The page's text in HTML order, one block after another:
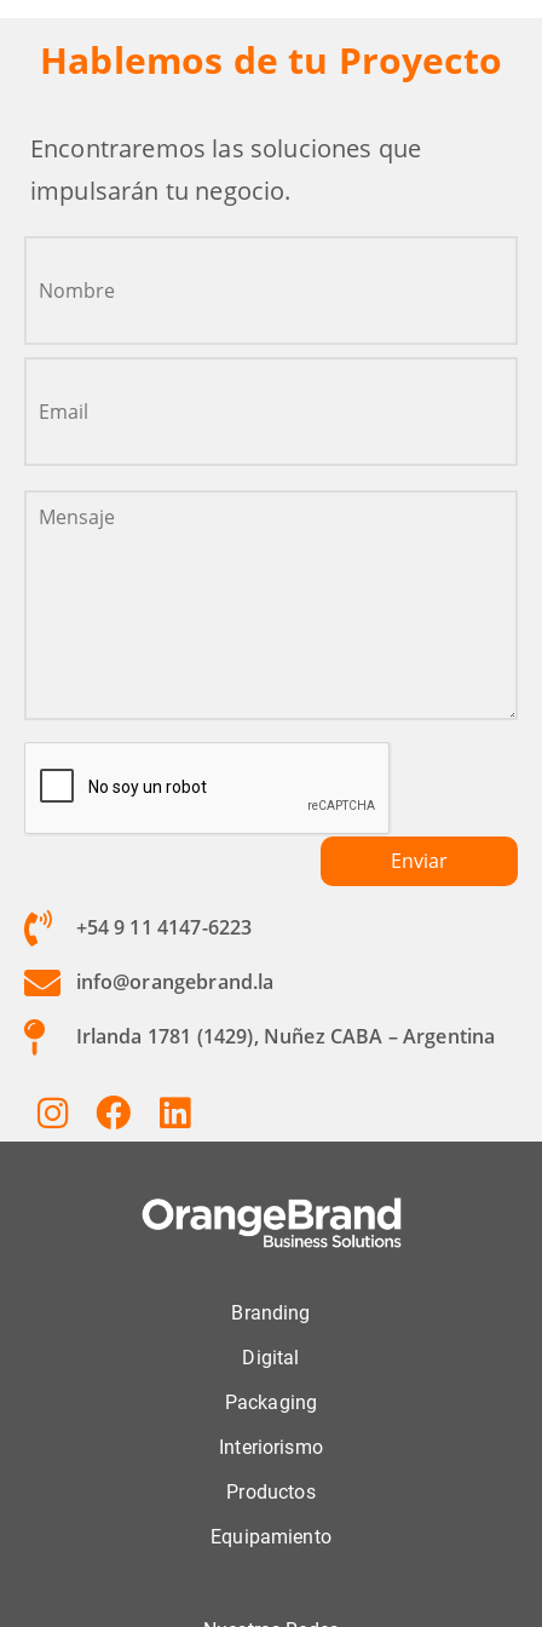
Hablemos de tu Proyecto
Encontraremos las soluciones que
impulsarán tu negocio.
+54 9 11 4147-6223
info@orangebrand.la
Irlanda 1781 (1429), Nuñez CABA – Argentina
Branding
Digital
Packaging
Interiorismo
Productos
Equipamiento